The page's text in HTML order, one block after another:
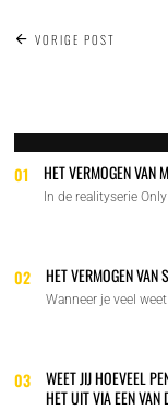
BERICHT
VORIGE POST
01 HET VERMOGEN VAN
In de realityserie
02 HET VERMOGEN VAN
Wanneer je veel
03
WEET JIJ HOEVEEL
HET UIT VIA EEN VAN